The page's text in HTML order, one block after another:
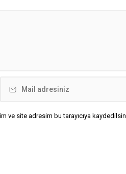
ve site adresim bu tarayıcıya kaydedilsin.